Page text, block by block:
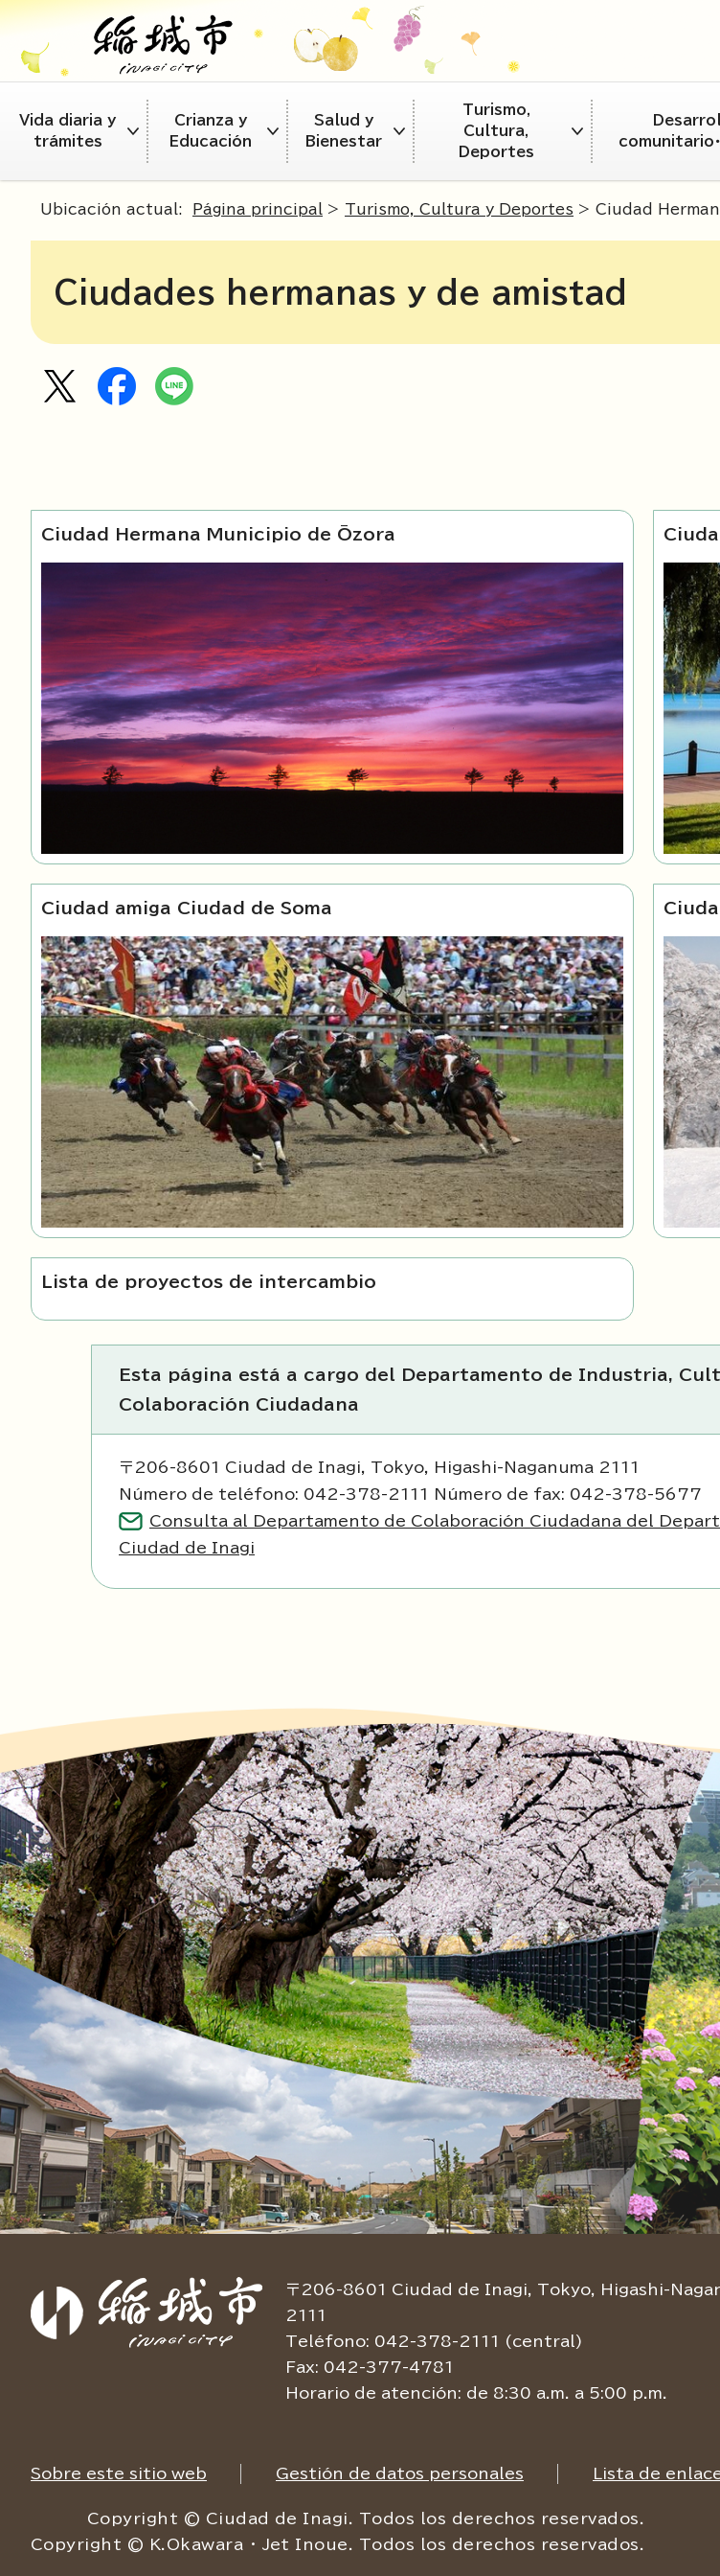
Vida diaria y
trámites
Crianza y
Educación
Salud y
Bienestar
Turismo,
Cultura,
Deportes
comunitario
Ubicación actual: Página principal > Turismo, Cultura y Deportes > Ciudad
Ciudades hermanas y de amistad
Ciudad Hermana Municipio de Ōzora
Ciudad amiga Ciudad de Soma
Lista de proyectos de intercambio
Esta página está a cargo del Departamento de Industria,
Colaboración Ciudadana
〒206-8601 Ciudad de Inagi, Tokyo, Higashi-Naganuma 2111
Número de teléfono: 042-378-2111 Número de fax: 042-378-5677
Consulta al Departamento de Colaboración Ciudadana del
Ciudad de Inagi
〒206-8601 Ciudad de Inagi, Tokyo, Higashi-
2111
Teléfono: 042-378-2111 (central)
Fax: 042-377-4781
Horario de atención: de 8:30 a.m. a 5:00 p.m.
Sobre este sitio web Gestión de datos personales Lista de
Copyright © Ciudad de Inagi. Todos los derechos reservados.
Copyright © K.Okawara ・ Jet Inoue. Todos los derechos reservados.